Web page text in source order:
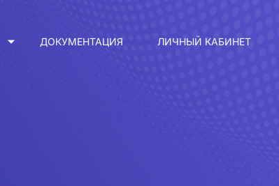
ДОКУМЕНТАЦИЯ ЛИЧНЫЙ КАБИНЕТ